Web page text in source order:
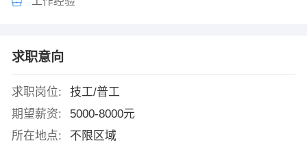
求职意向
求职岗位:
技工/普工
期望薪资:
5000-8000元
所在地点:
不限区域